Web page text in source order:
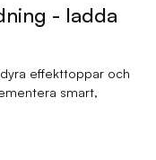
- ladda
effekttoppar och
smart,